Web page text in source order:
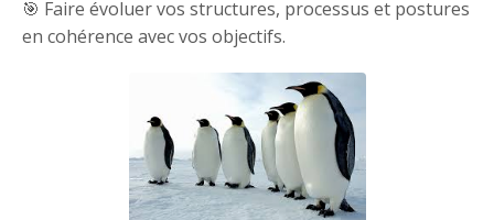
🎯 Faire évoluer vos structures, processus et postures
en cohérence avec vos objectifs.